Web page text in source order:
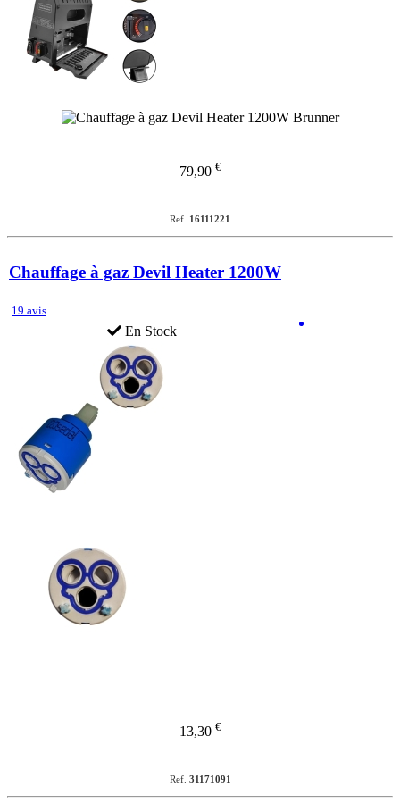
79,90 €
Ref. 16111221
Chauffage à gaz Devil Heater 1200W
19 avis
En Stock
13,30 €
Ref. 31171091